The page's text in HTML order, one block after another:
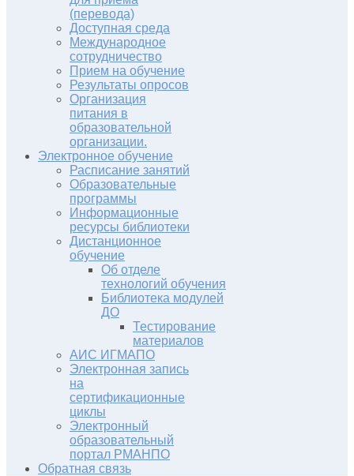
(перевода)
Доступная среда
Международное
сотрудничество
Прием на обучение
Результаты опросов
Организация
питания в
образовательной
организации.
Электронное обучение
Расписание занятий
Образовательные
программы
Информационные
ресурсы библиотеки
Дистанционное
обучение
Об отделе
технологий обучения
Библиотека модулей
ДО
Тестирование
материалов
АИС ИГМАПО
Электронная запись
на
сертификационные
циклы
Электронный
образовательный
портал РМАНПО
Обратная связь